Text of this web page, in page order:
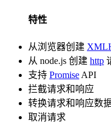
特性
从浏览器创建
从 node.js 创建 http
支持 Promise API
拦截请求和响应
转换请求和响应数
取消请求